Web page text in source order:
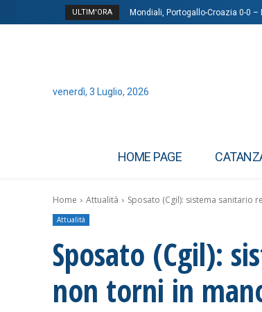
ULTIM'ORA Mondiali, Portogallo-Croazia 0-0
Iran, la proposta Usa a
venerdì, 3 Luglio, 2026
HOME PAGE
Home Attualità Sposato (Cgil): sistema sanitario
Attualità
Sposato (Cgil):
non torni in